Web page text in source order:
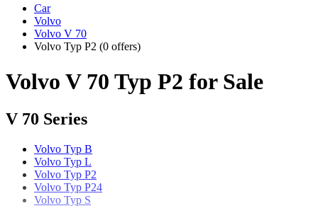
Car
Volvo
Volvo V 70
Volvo Typ P2 (0 offers)
Volvo V 70 Typ P2 for Sale
V 70 Series
Volvo Typ B
Volvo Typ L
Volvo Typ P2
Volvo Typ P24
Volvo Typ S